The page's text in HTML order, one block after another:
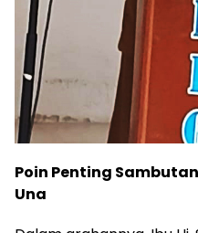
Poin Penting
Una